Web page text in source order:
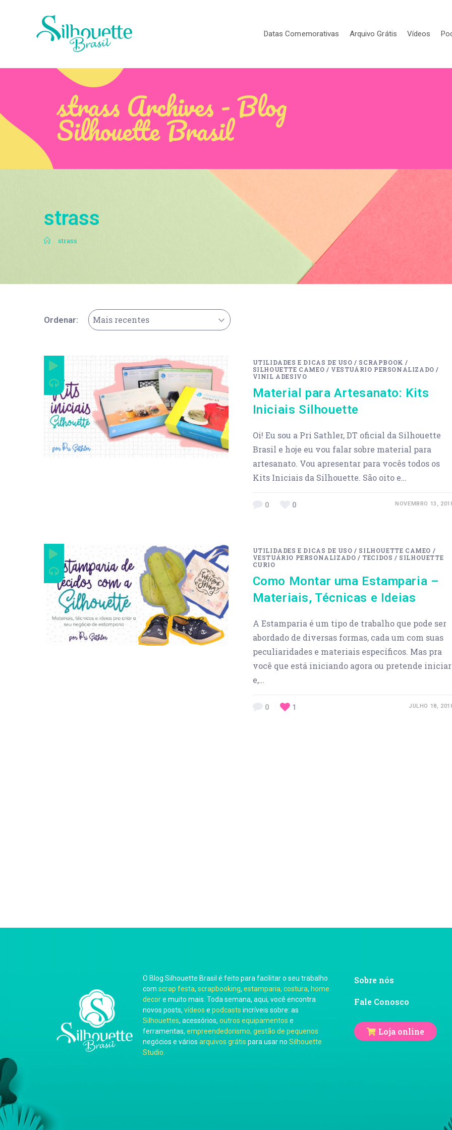
Datas Comemorativas Arquivo Grátis Vídeos
strass Archives - Blog
Silhouette Brasil
strass
. strass
Ordenar: Mais recentes
UTILIDADES E DICAS DE USO / SCRAPBOOK /
SILHOUETTE CAMEO / VESTUÁRIO PERSONALIZADO /
VINIL ADESIVO
Material para Artesanato: Kits
Iniciais Silhouette
Oi! Eu sou a Pri Sathler, DT oficial da Silhouette
Brasil e hoje eu vou falar sobre material para
artesanato. Vou apresentar para vocês todos os
Kits Iniciais da Silhouette. São oito e…
0 0 NOVEMBRO 13,
UTILIDADES E DICAS DE USO / SILHOUETTE CAMEO /
VESTUÁRIO PERSONALIZADO / TECIDOS / SILHOUETTE
CURIO
Como Montar uma Estamparia –
Materiais, Técnicas e Ideias
A Estamparia é um tipo de trabalho que pode ser
abordado de diversas formas, cada um com suas
peculiaridades e materiais específicos. Mas pra
você que está iniciando agora ou pretende iniciar
e,…
0 1 JULHO 18,
O Blog Silhouette Brasil é feito para facilitar o seu trabalho
com scrap festa, scrapbooking, estamparia, costura, home
decore muito mais. Toda semana, aqui, você encontra
novos posts, vídeos e podcasts incríveis sobre: as
Silhouettes, acessórios, outros equipamentos e
ferramentas, empreendedorismo, gestão de pequenos
negócios e vários arquivos grátis para usar no Silhouette
Studio
Sobre nós
Fale Conosco
Loja online